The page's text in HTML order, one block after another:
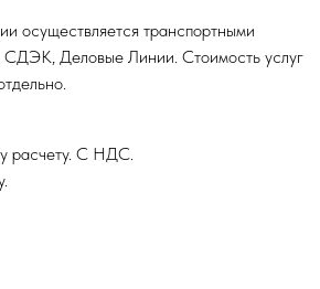
осуществляется транспортными
Деловые Линии. Стоимость услуг
расчету. С НДС.